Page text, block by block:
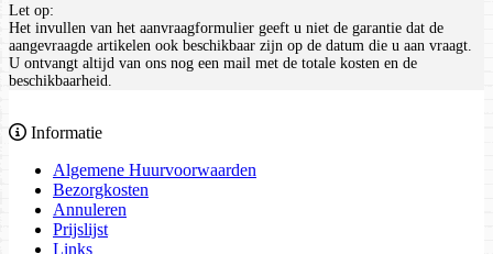
Let op:
Het invullen van het aanvraagformulier geeft u niet de garantie dat de
aangevraagde artikelen ook beschikbaar zijn op de datum die u aan vraagt.
U ontvangt altijd van ons nog een mail met de totale kosten en de
beschikbaarheid.
Informatie
Algemene Huurvoorwaarden
Bezorgkosten
Annuleren
Prijslijst
Links